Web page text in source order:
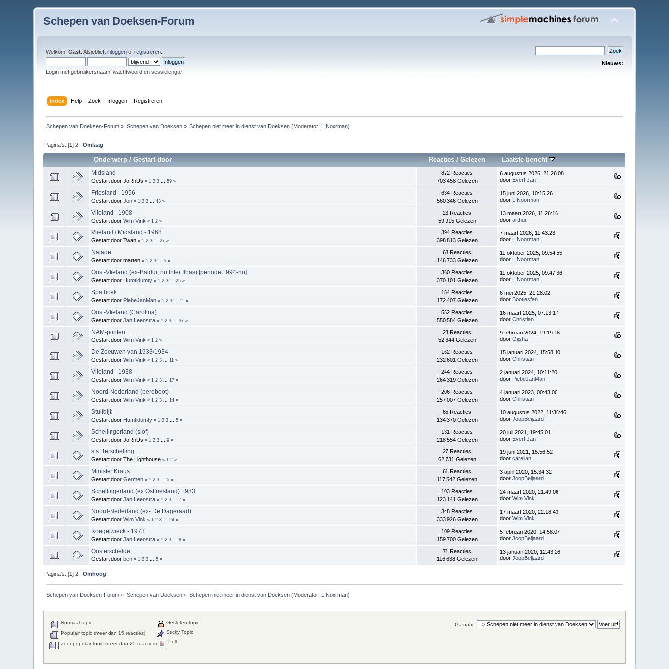
Schepen van Doeksen-Forum
Welkom,Gast . Alsjeblieftinloggen ofregistreren
Login met gebruikersnaam, wachtwoord en sessielengte
Nieuws:
Index Help Zoek Inloggen Registreren
Schepen van Doeksen-Forum » Schepen van Doeksen» Schepen niet meer in dienst van Doeksen (Moderator: L.Noorman)
Pagina's: [1]2 Omlaag
Onderwerp /Gestart door Reacties/ Gelezen Laatste bericht
Midsland
Gestart door JoRnUs« 1 2 3 ...59 »
872 Reacties
703.458 Gelezen
6 augustus 2026, 21:26:08
door Evert Jan
Friesland - 1956
Gestart doorJon « 1 2 3 ...43 »
634 Reacties
560.346 Gelezen
15 juni 2026, 10:15:26
door L.Noorman
Vlieland - 1908
Gestart doorWim Vink « 1 2 »
23 Reacties
59.915 Gelezen
13 maart 2026, 11:26:16
doorarthur
Vlieland / Midsland - 1968
Gestart door Twan« 1 2 3 ...27 »
394 Reacties
398.813 Gelezen
7 maart 2026, 11:43:23
door L.Noorman
Najade
Gestart door marten« 1 2 3 ...5 »
68 Reacties
146.733 Gelezen
11 oktober 2025, 09:54:55
door L.Noorman
Oost-Vlieland (ex-Baldur, nu Inter Ilhas) [periode 1994-nu]
Gestart door Humtidumty « 1 2 3 ...25 »
360 Reacties
370.101 Gelezen
11 oktober 2025, 09:47:36
door L.Noorman
Spathoek
Gestart door PiebeJanMan « 1 2 3 11 »
154 Reacties
172.407 Gelezen
6 mei 2025, 21:28:02
door Bootjesfan
Oost-Vlieland (Carolina)
Gestart doorJan Leenstra « 1 2 3 ...37 »
552 Reacties
550.584 Gelezen
16 maart 2025, 07:13:17
doorChristian
NAM-ponten
Gestart doorWim Vink « 1 2 »
23 Reacties
52.644 Gelezen
9 februari 2024, 19:19:16
doorGijsha
De Zeeuwen van 1933/1934
Gestart doorWim Vink « 1 2 3 11 »
162 Reacties
232.601 Gelezen
15 januari 2024, 15:58:10
doorChristian
Vlieland - 1938
Gestart doorWim Vink « 1 2 3 17 »
244 Reacties
264.319 Gelezen
2 januari 2024, 10:11:20
door PiebeJanMan
Noord-Nederland (bereboot)
Gestart doorWim Vink « 1 2 3 14 »
206 Reacties
257.007 Gelezen
4 januari 2023, 00:43:00
doorChristian
Stuifdijk
Gestart door Humtidumty « 1 2 3 ...5 »
65 Reacties
134.370 Gelezen
10 augustus 2022, 11:36:46
doorJoopBeijaard
Schellingerland (slof)
Gestart door JoRnUs« 1 2 3 ...9 »
131 Reacties
218.554 Gelezen
20 juli 2021, 19:45:01
door Evert Jan
s.s. Terschelling
Gestart door The Lighthouse« 1 2 »
27 Reacties
62.731 Gelezen
19 juni 2021, 15:56:52
doorcareljan
Minister Kraus
Gestart doorGermen « 1 2 3 ...5 »
61 Reacties
117.542 Gelezen
3 april 2020, 15:34:32
doorJoopBeijaard
Schellingerland (ex Ostfriesland) 1983
Gestart doorJan Leenstra « 1 2 3 ...7 »
103 Reacties
123.141 Gelezen
24 maart 2020, 21:49:06
doorWim Vink
Noord-Nederland (ex- De Dageraad)
Gestart doorWim Vink « 1 2 3 ...24 »
348 Reacties
333.926 Gelezen
17 maart 2020, 22:18:43
doorWim Vink
Koegelwieck - 1973
Gestart doorJan Leenstra « 1 2 3 ...8 »
109 Reacties
159.700 Gelezen
5 februari 2020, 14:58:07
doorJoopBeijaard
Oosterschelde
Gestart doorben « 1 2 3 ...5 »
71 Reacties
116.638 Gelezen
13 januari 2020, 12:43:26
doorJoopBeijaard
Pagina's: [1]2 Omhoog
Schepen van Doeksen-Forum » Schepen van Doeksen» Schepen niet meer in dienst van Doeksen (Moderator: L.Noorman)
Ga naar:
Normaal topic
Populair topic (meer dan 15 reacties)
Zeer populair topic (meer dan 25 reacties)
Gesloten topic
Sticky Topic
Poll